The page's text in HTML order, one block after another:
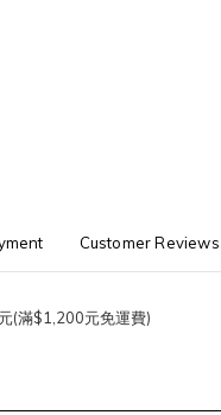
Customer Reviews
(滿$1,200元免運費)